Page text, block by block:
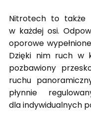
Nitrotech to także
w każdej osi.
oporowe
Dzięki nim ruch w
pozbawiony
ruchu
płynnie
dla indywidualnych